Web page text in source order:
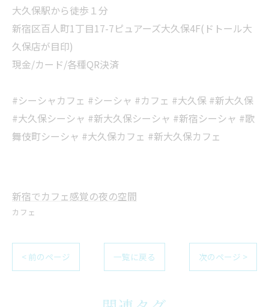
大久保駅から徒歩１分
新宿区百人町1丁目17-7ピュアーズ大久保4F(ドトール大
久保店が目印)
現金/カード/各種QR決済
#シーシャカフェ #シーシャ #カフェ #大久保 #新大久保
#大久保シーシャ #新大久保シーシャ #新宿シーシャ #歌
舞伎町シーシャ #大久保カフェ #新大久保カフェ
新宿でカフェ感覚の夜の空間
カフェ
< 前のページ 一覧に戻る 次のページ >